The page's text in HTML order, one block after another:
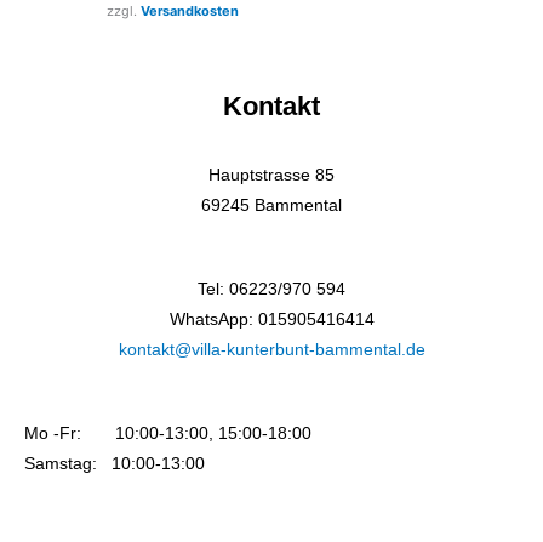
zzgl.Versandkosten
Kontakt
Hauptstrasse 85
69245 Bammental
Tel: 06223/970 594
WhatsApp: 015905416414
kontakt@villa-kunterbunt-bammental.de
Mo -Fr: 10:00-13:00, 15:00-18:00
Samstag: 10:00-13:00